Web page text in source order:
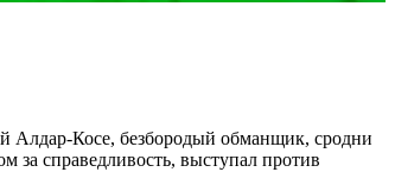
Алдар-Косе, безбородый обманщик, сродни
за справедливость, выступал против